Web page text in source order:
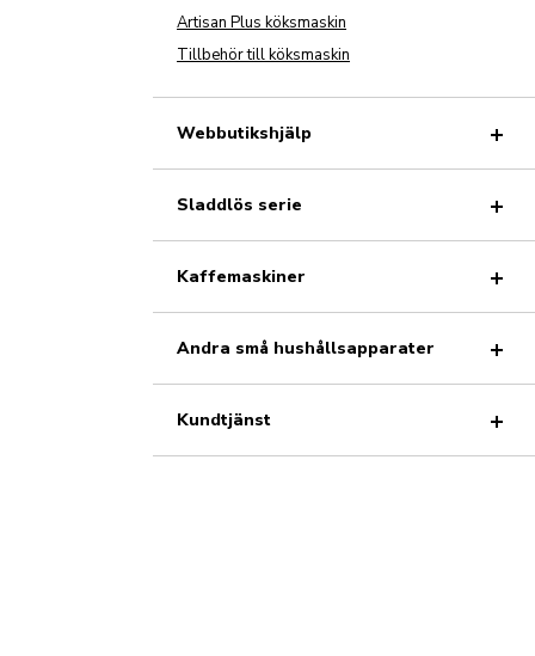
Artisan Plus köksmaskin
Tillbehör till köksmaskin
Webbutikshjälp
Sladdlös serie
Kaffemaskiner
Andra små hushållsapparater
Kundtjänst